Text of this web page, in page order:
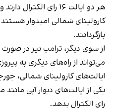
هر دو ایالت ۱۶ رای
کارولینای شمالی امیدوار
بازگردانند.
از سوی دیگر، ترامپ نیز در
می‌تواند از راه‌های دیگری به
ایالت‌های کارولینای شمالی،
رای الکترال بدهد.